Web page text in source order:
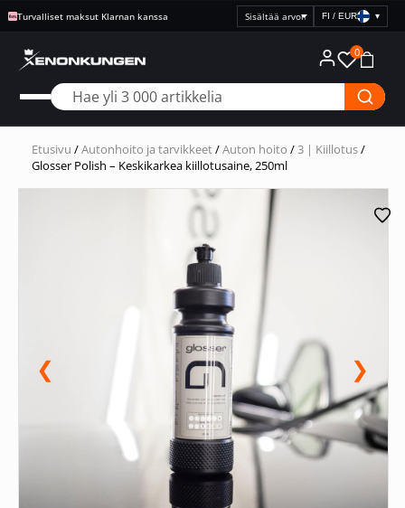
Turvalliset maksut Klarnan kanssa
Valitse
FI / EUR ▾
0
Etusivu /Autonhoito ja tarvikkeet/Auton hoito /3 | Kiillotus/
Glosser Polish – Keskikarkea kiillotusaine, 250ml
❮ ❯